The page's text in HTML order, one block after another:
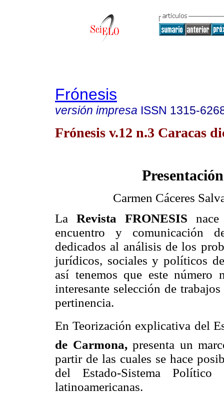
Frónesis
versión impresa ISSN 1315-
Frónesis v.12 n.3 Caracas
Presentación
Carmen Cáceres
La Revista FRONESIS
encuentro y comunicación
dedicados al análisis de los
jurídicos, sociales y políticos
así tenemos que este número
interesante selección de
pertinencia.
En Teorización explicativa del
de Carmona,presenta un
partir de las cuales se hace
del Estado-Sistema
latinoamericanas.